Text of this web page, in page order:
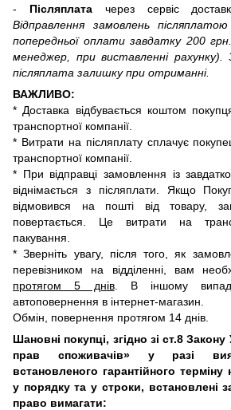
- Післяплатачерез сервіс
Відправлення замовлень
попередньої оплати завдатку 200 грн.
менеджер, при виставленні рахунку)
післяплата залишку при отриманні.
ВАЖЛИВО:
* Доставка відбувається коштом
транспортної компанії.
* Витрати на післяплату сплачує
транспортної компанії.
* При відправці замовлення із
віднімається з післяплати. Якщо
відмовився на пошті від товару,
повертається. Це витрати на
пакування.
* Зверніть увагу, після того, як
перевізником на відділенні, вам
протягом 5 днів. В іншому
автоповернення в інтернет-магазин.
Обмін, повернення протягом 14 днів.
Шановні покупці, згідно зі ст.8
прав споживачів» у разі
встановленого гарантійного терміну
у порядку та у строки, встановлені
право вимагати: